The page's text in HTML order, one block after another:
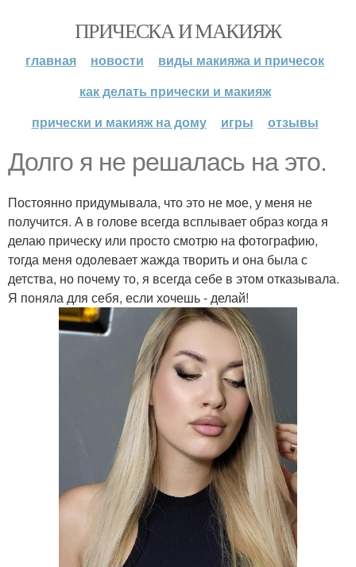
ПРИЧЕСКА И МАКИЯЖ
главная новости
виды макияжа и причесок
как делать прически и макияж
прически и макияж на дому
игры отзывы
Долго я не решалась на это.
Постоянно придумывала, что это не мое, у меня не
получится. А в голове всегда всплывает образ когда я
делаю прическу или просто смотрю на фотографию,
тогда меня одолевает жажда творить и она была с
детства, но почему то, я всегда себе в этом отказывала.
Я поняла для себя, если хочешь - делай!